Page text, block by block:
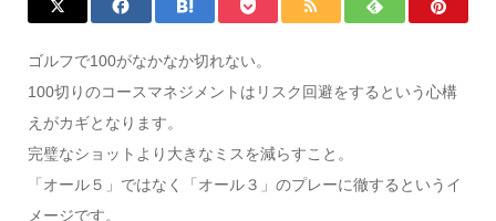
ゴルフで100がなかなか切れない。
100切りのコースマネジメントはリスク回避をするという心構
えがカギとなります。
完璧なショットより大きなミスを減らすこと。
「オール５」ではなく「オール３」のプレーに徹するというイ
メージです。